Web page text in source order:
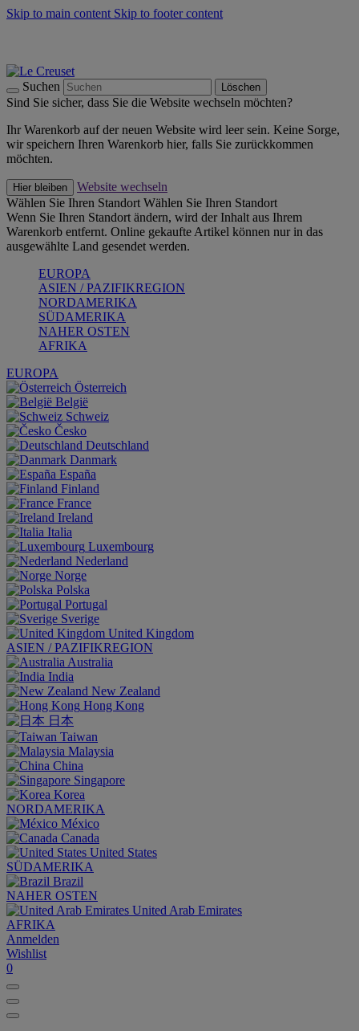
Skip to main content Skip to footer content
Suchen Löschen
Sind Sie sicher, dass Sie die Website wechseln möchten?
Ihr Warenkorb auf der neuen Website wird leer sein. Keine Sorge,
wir speichern Ihren Warenkorb hier, falls Sie zurückkommen
möchten.
Hier bleiben
Website wechseln
Wählen Sie Ihren Standort Wählen Sie Ihren Standort
Wenn Sie Ihren Standort ändern, wird der Inhalt aus Ihrem
Warenkorb entfernt. Online gekaufte Artikel können nur in das
ausgewählte Land gesendet werden.
EUROPA
ASIEN / PAZIFIKREGION
NORDAMERIKA
SÜDAMERIKA
NAHER OSTEN
AFRIKA
EUROPA
Österreich
België
Schweiz
Česko
Deutschland
Danmark
España
Finland
France
Ireland
Italia
Luxembourg
Nederland
Norge
Polska
Portugal
Sverige
United Kingdom
ASIEN / PAZIFIKREGION
Australia
India
New Zealand
Hong Kong
日本
Taiwan
Malaysia
China
Singapore
Korea
NORDAMERIKA
México
Canada
United States
SÜDAMERIKA
Brazil
NAHER OSTEN
United Arab Emirates
AFRIKA
Anmelden
Wishlist
0